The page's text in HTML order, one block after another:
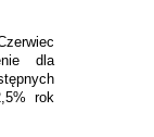
dla
rok